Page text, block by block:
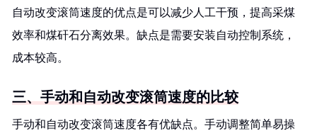
自动改变滚筒速度的优点是可以减少人工干预，提高采煤
效率和煤矸石分离效果。缺点是需要安装自动控制系统，
成本较高。
三、手动和自动改变滚筒速度的比较
手动和自动改变滚筒速度各有优缺点。手动调整简单易操